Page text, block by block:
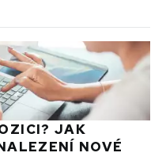
JAK
NOVÉ